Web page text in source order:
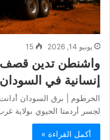
يونيو 14, 2026 15
واشنطن تدين قصف
إنسانية في السودان
الخرطوم | برق السودان
لجسر أردمتا الحيوي بولاية
أكمل القراءة »